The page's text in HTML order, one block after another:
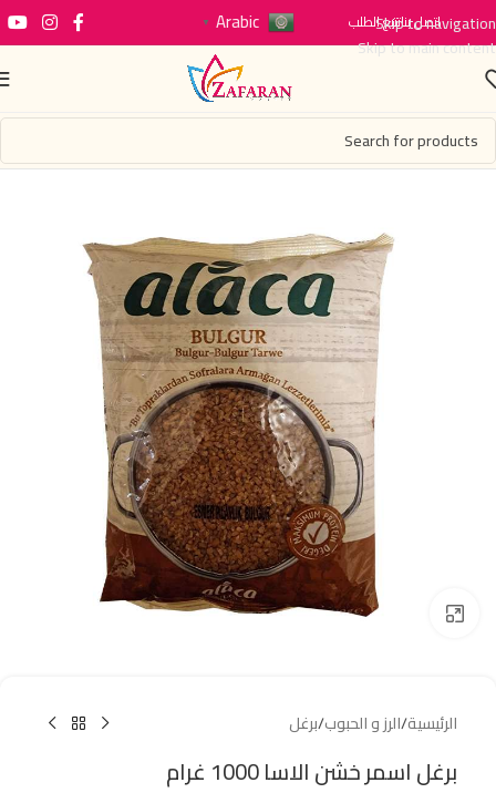
Skip to navigation
Skip to main content
اتصل بناتتبع الطلب Arabic
▼
Click to enlarge
الرئيسية/الرز و الحبوب/برغل
برغل اسمر خشن الاسا 1000 غرام